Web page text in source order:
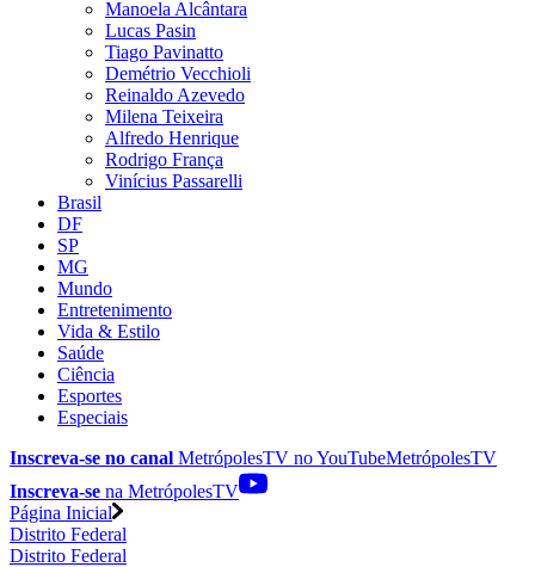
Manoela Alcântara
Lucas Pasin
Tiago Pavinatto
Demétrio Vecchioli
Reinaldo Azevedo
Milena Teixeira
Alfredo Henrique
Rodrigo França
Vinícius Passarelli
Brasil
DF
SP
MG
Mundo
Entretenimento
Vida & Estilo
Saúde
Ciência
Esportes
Especiais
Inscreva-se no canal MetrópolesTV noYouTubeMetrópolesTV
Inscreva-se na MetrópolesTV
Página Inicial
Distrito Federal
Distrito Federal